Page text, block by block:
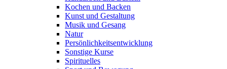
Kochen und Backen
Kunst und Gestaltung
Musik und Gesang
Natur
Persönlichkeitsentwicklung
Sonstige Kurse
Spirituelles